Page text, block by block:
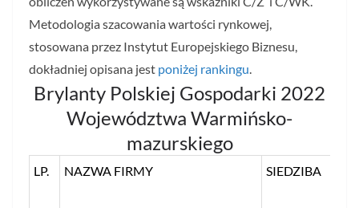
Metodologia szacowania wartości rynkowej,
stosowana przez Instytut Europejskiego Biznesu,
dokładniej opisana jest poniżej rankingu.
Brylanty Polskiej Gospodarki 2022
Województwa Warmińsko-
mazurskiego
LP. NAZWA FIRMY SIEDZIBA